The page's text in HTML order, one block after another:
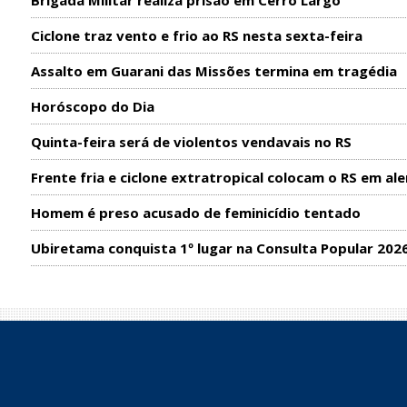
Ciclone traz vento e frio ao RS nesta sexta-feira
Assalto em Guarani das Missões termina em tragédia
Horóscopo do Dia
Quinta-feira será de violentos vendavais no RS
Frente fria e ciclone extratropical colocam o RS em
Homem é preso acusado de feminicídio tentado
Ubiretama conquista 1º lugar na Consulta Popular